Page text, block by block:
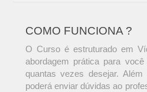
COMO FUNCIONA ?
O Curso é estruturado em
abordagem prática para
quantas vezes desejar.
poderá enviar dúvidas ao